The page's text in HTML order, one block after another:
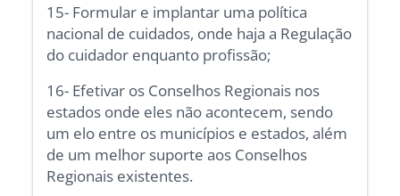
15- Formular e implantar uma política
nacional de cuidados, onde haja a Regulação
do cuidador enquanto profissão;
16- Efetivar os Conselhos Regionais nos
estados onde eles não acontecem, sendo
um elo entre os municípios e estados, além
de um melhor suporte aos Conselhos
Regionais existentes.